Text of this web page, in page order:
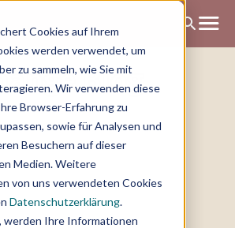
Cookies auf Ihrem
werden verwendet, um
zu sammeln, wie Sie mit
Wir verwenden diese
Browser-Erfahrung zu
sowie für Analysen und
Besuchern auf dieser
Medien. Weitere
von uns verwendeten Cookies
Datenschutzerklärung.
werden Ihre Informationen
Blog